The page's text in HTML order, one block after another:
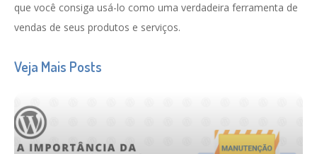
que você consiga usá-lo como uma verdadeira ferramenta de
vendas de seus produtos e serviços.
Veja Mais Posts